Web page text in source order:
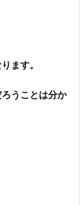
ます。
うことは分か